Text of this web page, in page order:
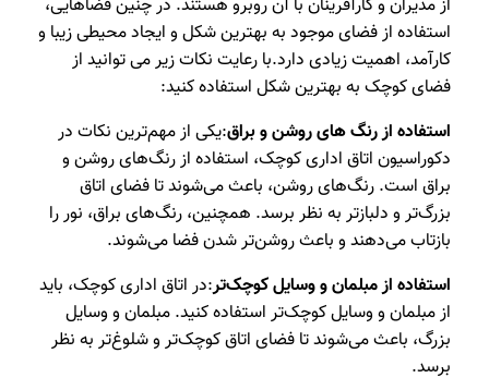
از مدیران و کارآفرینان با آن روبرو هستند. در چنین فضاهایی،
استفاده از فضای موجود به بهترین شکل و ایجاد محیطی زیبا و
کارآمد، اهمیت زیادی دارد.با رعایت نکات زیر می توانید از
فضای کوچک به بهترین شکل استفاده کنید:
استفاده از رنگ های روشن و براق:یکی از مهم‌ترین نکات در
دکوراسیون اتاق اداری کوچک، استفاده از رنگ‌های روشن و
براق است. رنگ‌های روشن، باعث می‌شوند تا فضای اتاق
بزرگ‌تر و دلبازتر به نظر برسد. همچنین، رنگ‌های براق، نور را
بازتاب می‌دهند و باعث روشن‌تر شدن فضا می‌شوند.
استفاده از مبلمان و وسایل کوچک‌تر:در اتاق اداری کوچک، باید
از مبلمان و وسایل کوچک‌تر استفاده کنید. مبلمان و وسایل
بزرگ، باعث می‌شوند تا فضای اتاق کوچک‌تر و شلوغ‌تر به نظر
برسد.